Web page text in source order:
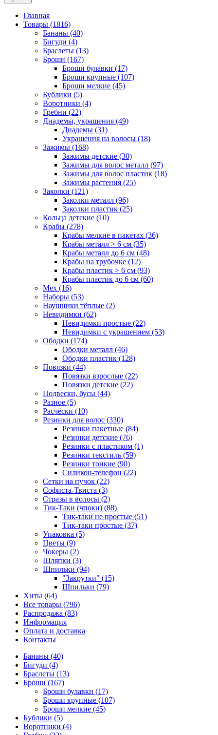
Главная
Товары (1816)
Бананы (40)
Бигуди (4)
Браслеты (13)
Броши (167)
Броши булавки (17)
Броши крупные (107)
Броши мелкие (45)
Бублики (5)
Воротники (4)
Гребни (22)
Диадемы, украшения (49)
Диадемы (31)
Украшения на волосы (18)
Зажимы (168)
Зажимы детские (30)
Зажимы для волос металл (97)
Зажимы для волос пластик (18)
Зажимы растения (25)
Заколки (121)
Заколки металл (96)
Заколки пластик (25)
Кольца детские (10)
Крабы (278)
Крабы мелкие в пакетах (36)
Крабы металл > 6 см (35)
Крабы металл до 6 см (48)
Крабы на трубочке (12)
Крабы пластик > 6 см (93)
Крабы пластик до 6 см (60)
Мех (16)
Наборы (53)
Наушники тёплые (2)
Невидимки (62)
Невидимки простые (22)
Невидимки с украшением (53)
Ободки (174)
Ободки металл (46)
Ободки пластик (128)
Повязки (44)
Повязки взрослые (22)
Повязки детские (22)
Подвески, бусы (44)
Разное (5)
Расчёски (10)
Резинки для волос (330)
Резинки пакетные (84)
Резинки детские (76)
Резинки с пластиком (1)
Резинки текстиль (59)
Резинки тонкие (90)
Силикон-телефон (22)
Сетки на пучок (22)
Софиста-Твиста (3)
Стразы в волосы (2)
Тик-Таки (чпоки) (88)
Тик-таки не простые (51)
Тик-таки простые (37)
Упаковка (5)
Цветы (9)
Чокеры (2)
Шляпки (3)
Шпильки (94)
"Закрутки" (15)
Шпильки (79)
Хиты (64)
Все товары (796)
Распродажа (83)
Информация
Оплата и доставка
Контакты
Бананы (40)
Бигуди (4)
Браслеты (13)
Броши (167)
Броши булавки (17)
Броши крупные (107)
Броши мелкие (45)
Бублики (5)
Воротники (4)